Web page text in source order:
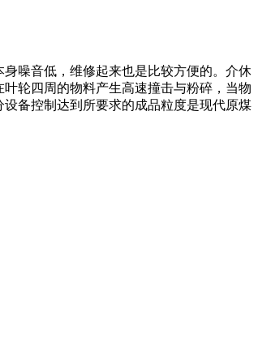
噪音低，维修起来也是比较方便的。介休
轮四周的物料产生高速撞击与粉碎，当物
备控制达到所要求的成品粒度是现代原煤